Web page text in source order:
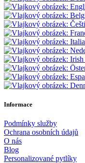
Informace
Podmínky služby
Ochrana osobních údajů
O nás
Blog
Personalizované pytlíky